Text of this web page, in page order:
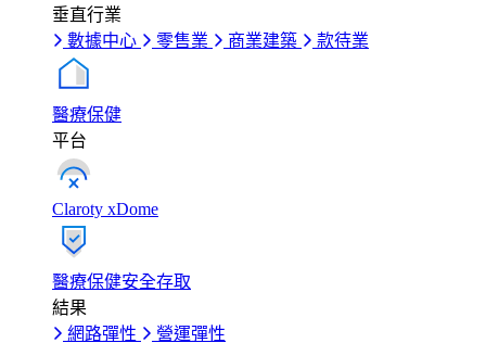
垂直行業
數據中心
零售業 商業建築 款待業
醫療保健
平台
Claroty xDome
醫療保健安全存取
結果
網路彈性
營運彈性